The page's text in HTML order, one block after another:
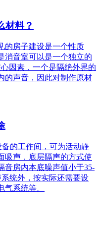
材料？
的房子建设是一个性质
消音室可以是一个独立的
因素，一个是隔绝外界的
的声音，因此对制作原材
的工作间，可为活动静
吸声，底层隔声的方式使
音房内本底噪声值小于35-
统外，按实际还需要设
系统等。